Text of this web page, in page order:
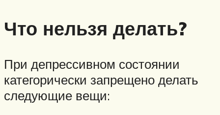
Что нельзя делать?
При депрессивном состоянии
категорически запрещено делать
следующие вещи: